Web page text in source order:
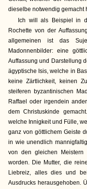
dieselbe notwendig gemacht
Ich will als Beispiel in
Rochette von der
allgemeinen ist das
Madonnenbilder: eine
Auffassung und Darstellung
ägyptische Isis, welche in
keine Zärtlichkeit, keinen
steiferen byzantinischen
Raffael oder irgendein
dem Christuskinde
welche Innigkeit und Fülle,
ganz von göttlichem Geiste
in wie unendlich
von den gleichen Meistern
worden. Die Mutter, die
Liebreiz, alles dies und
Ausdrucks herausgehoben.